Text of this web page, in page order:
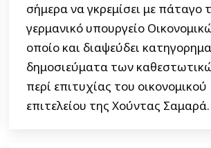
σήμερα να γκρεμίσει με πάταγο
γερμανικό υπουργείο
οποίο και διαψεύδει
δημοσιεύματα των
περί επιτυχίας του οικονομικού
επιτελείου της Χούντας Σαμαρά.